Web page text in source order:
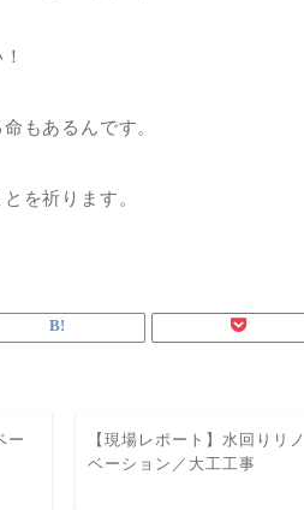
もあるんです。
を祈ります。
ー
【現場レポート】水回りリノ
ベーション／大工工事